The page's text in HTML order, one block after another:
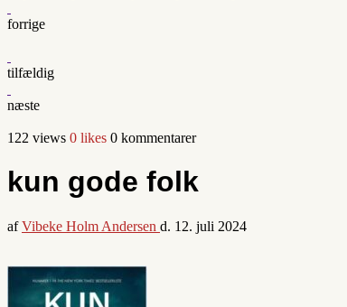
forrige
tilfældig
næste
122 views 0 likes 0 kommentarer
kun gode folk
afVibeke Holm Andersen d. 12. juli 2024